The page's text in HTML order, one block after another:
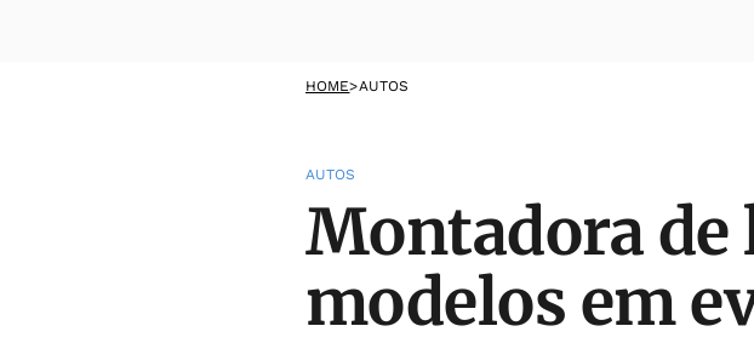
HOME>AUTOS
AUTOS
Montadora de
modelos em